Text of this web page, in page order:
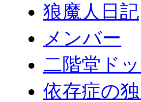
狼魔人日記
メンバー
二階堂ド
依存症の